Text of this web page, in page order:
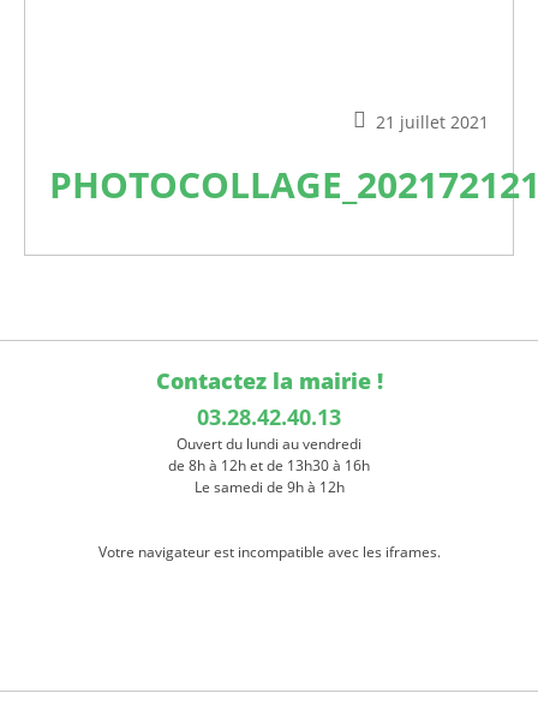
21 juillet 2021
Contactez la mairie !
03.28.42.40.13
Ouvert du lundi au vendredi
de 8h à 12h et de 13h30 à 16h
Le samedi de 9h à 12h
Votre navigateur est incompatible avec les iframes.